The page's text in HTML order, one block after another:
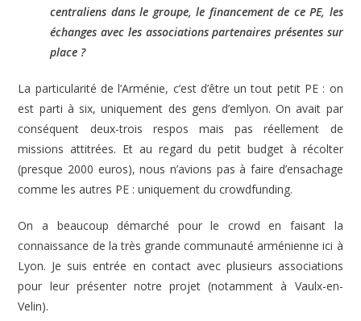
centraliens dans le groupe, le financement de ce PE, les
échanges avec les associations partenaires présentes sur
place ?
La particularité de l’Arménie, c’est d’être un tout petit PE : on
est parti à six, uniquement des gens d’emlyon. On avait par
conséquent deux-trois respos mais pas réellement de
missions attitrées. Et au regard du petit budget à récolter
(presque 2000 euros), nous n’avions pas à faire d’ensachage
comme les autres PE : uniquement du crowdfunding.
On a beaucoup démarché pour le crowd en faisant la
connaissance de la très grande communauté arménienne ici à
Lyon. Je suis entrée en contact avec plusieurs associations
pour leur présenter notre projet (notamment à Vaulx-en-
Velin).